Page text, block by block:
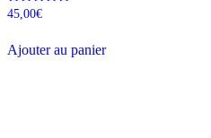
Note
45,00€
Ajouter au panier